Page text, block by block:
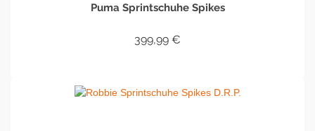
Puma Sprintschuhe Spikes
399,99 €